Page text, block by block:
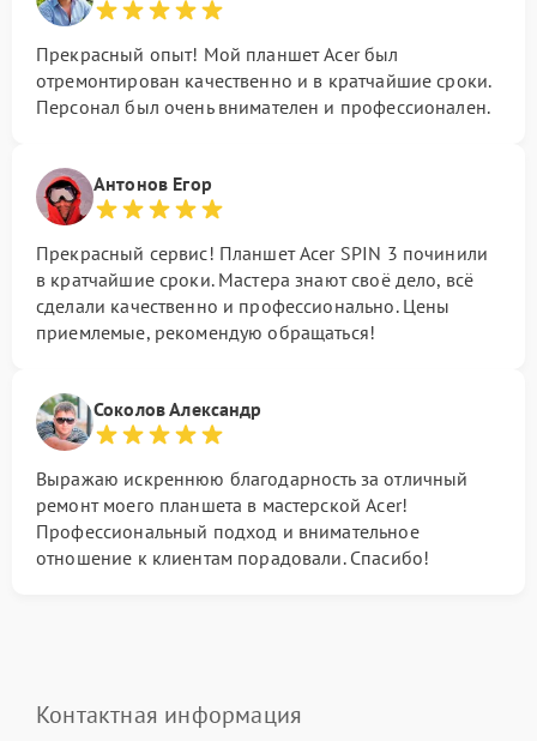
Прекрасный опыт! Мой планшет Acer был
отремонтирован качественно и в кратчайшие сроки.
Персонал был очень внимателен и профессионален.
Антонов Егор
Прекрасный сервис! Планшет Acer SPIN 3 починили
в кратчайшие сроки. Мастера знают своё дело, всё
сделали качественно и профессионально. Цены
приемлемые, рекомендую обращаться!
Соколов Александр
Выражаю искреннюю благодарность за отличный
ремонт моего планшета в мастерской Acer!
Профессиональный подход и внимательное
отношение к клиентам порадовали. Спасибо!
Контактная информация